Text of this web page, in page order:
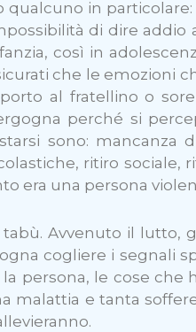
in
di dire
così in
che le emozioni
al fratellino o
perché si
sono: mancanza
ritiro sociale,
era una persona
Avvenuto il lutto,
cogliere i segnali
persona, le cose che
e tanta